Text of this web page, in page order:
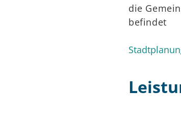
die
befindet